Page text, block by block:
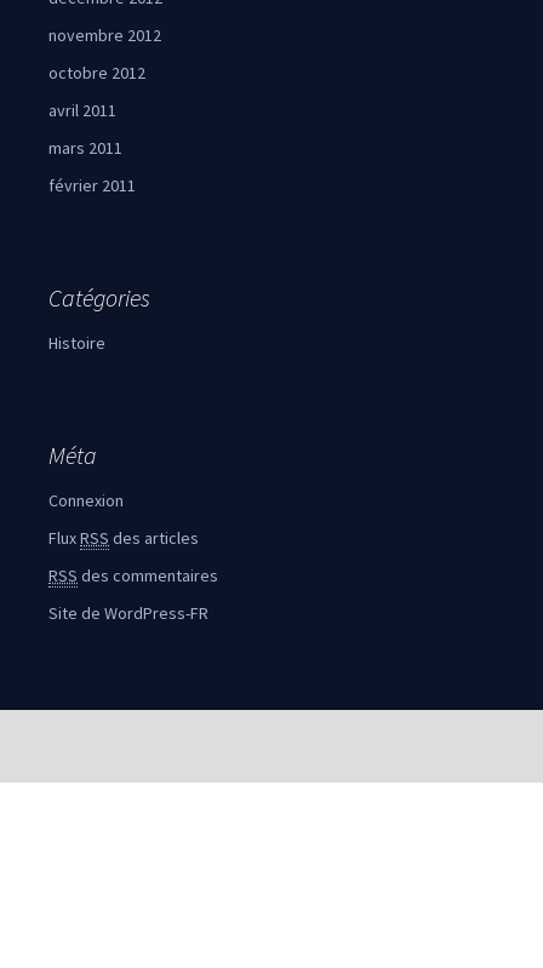
novembre 2012
octobre 2012
avril 2011
mars 2011
février 2011
Catégories
Histoire
Méta
Connexion
FluxRSS des articles
RSS des commentaires
Site de WordPress-FR